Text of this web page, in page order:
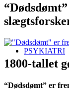
PSYKIATRI
1800-tallet
“Dødsdømt” er